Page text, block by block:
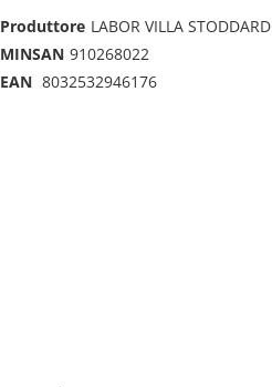
Produttore LABOR VILLA STODDARD
MINSAN 910268022
EAN 8032532946176